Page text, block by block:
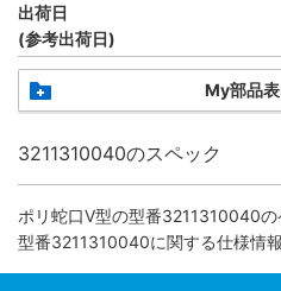
出荷日
(参考出荷日)
My部品
3211310040のスペック
ポリ蛇口V型の型番3211310040の
型番3211310040に関する仕様情